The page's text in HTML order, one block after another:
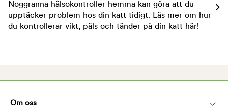
Noggranna hälsokontroller hemma kan göra att du
upptäcker problem hos din katt tidigt. Läs mer om hur
du kontrollerar vikt, päls och tänder på din katt här!
Om oss